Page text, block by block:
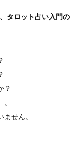
タロット占い入門の
？
せん。